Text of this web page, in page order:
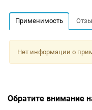
Применимость
Нет информации о
Обратите внимание